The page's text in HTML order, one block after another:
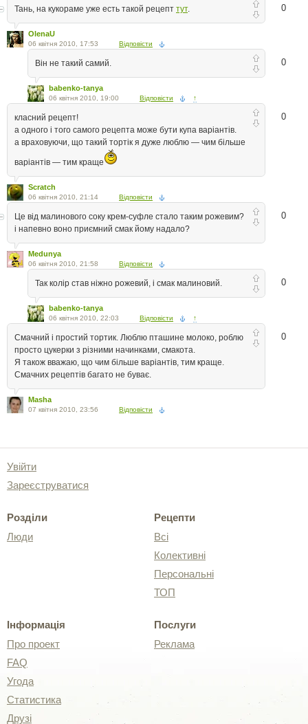
0
Тань, на кукораме уже есть такой рецепт тут.
OlenaU
06 квітня 2010, 17:53 Відповісти
0
Він не такий самий.
babenko-tanya
06 квітня 2010, 19:00 Відповісти ↑
0
класний рецепт!
а одного і того самого рецепта може бути купа варіантів.
а враховуючи, що такий тортік я дуже люблю — чим більше
варіантів — тим краще
Scratch
06 квітня 2010, 21:14 Відповісти
0
Це від малинового соку крем-суфле стало таким рожевим?
і напевно воно приємний смак йому надало?
Medunya
06 квітня 2010, 21:58 Відповісти
0
Так колір став ніжно рожевий, і смак малиновий.
babenko-tanya
06 квітня 2010, 22:03 Відповісти ↑
0
Смачний і простий тортик. Люблю пташине молоко, роблю
просто цукерки з різними начинками, смакота.
Я також вважаю, що чим більше варіантів, тим краще.
Смачних рецептів багато не буває.
Masha
07 квітня 2010, 23:56 Відповісти
Увійти
Зареєструватися
Розділи
Люди
Рецепти
Всі
Колективні
Персональні
ТОП
Інформація
Про проект
FAQ
Угода
Статистика
Друзі
Послуги
Реклама